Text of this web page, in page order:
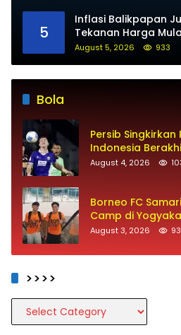
5
Inflasi Balikpapan
Tekanan Harga
August 5, 2026 933
Bola
Persib Singkirkan
Indonesia
Bandung
August 4, 2026
Borneo FC
Camp di
August 3, 2026
>>>>
>>>>